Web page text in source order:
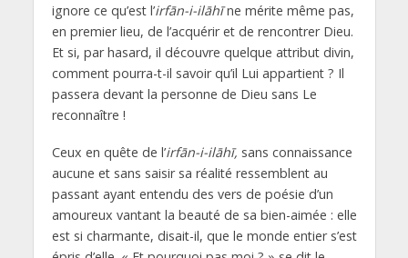
ignore ce qu’est l’irfān-i-ilāhīne mérite même pas,
en premier lieu, de l’acquérir et de rencontrer Dieu.
Et si, par hasard, il découvre quelque attribut divin,
comment pourra-t-il savoir qu’il Lui appartient ? Il
passera devant la personne de Dieu sans Le
reconnaître !
Ceux en quête de l’irfān-i-ilāhī, sans connaissance
aucune et sans saisir sa réalité ressemblent au
passant ayant entendu des vers de poésie d’un
amoureux vantant la beauté de sa bien-aimée : elle
est si charmante, disait-il, que le monde entier s’est